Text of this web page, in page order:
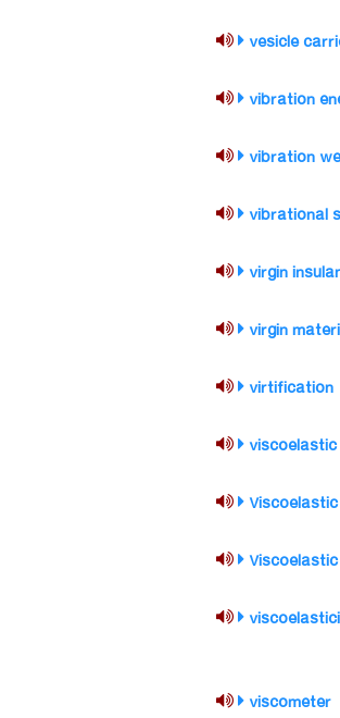
vesicle
vibration
vibration
vibrational
virgin
virgin
virtification
viscoelastic
Viscoelastic
viscometer